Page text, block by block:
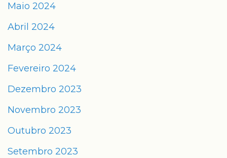
Maio 2024
Abril 2024
Março 2024
Fevereiro 2024
Dezembro 2023
Novembro 2023
Outubro 2023
Setembro 2023